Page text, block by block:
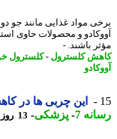
مواد غذایی مانند جو
و محصولات حاوی
باشند. -
کلسترول-کلسترول خون-
این چربی ها در
7
-پزشکی-13 روز پیش - دوشنبه 5 مرداد 1405، 18:05